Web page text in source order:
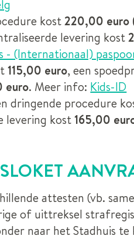
kost220,00 euro
levering kost
- (Internationaal)
115,00 euro, een
euro. Meer info: Kids-ID
dringende procedure
levering kost165,00
attesten (vb.
of uittreksel
naar het Stadhuis te